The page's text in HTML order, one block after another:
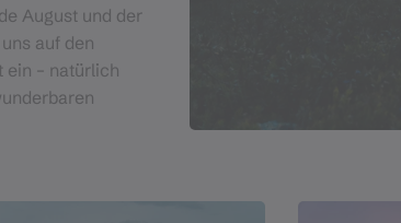
August und der
auf den
– natürlich